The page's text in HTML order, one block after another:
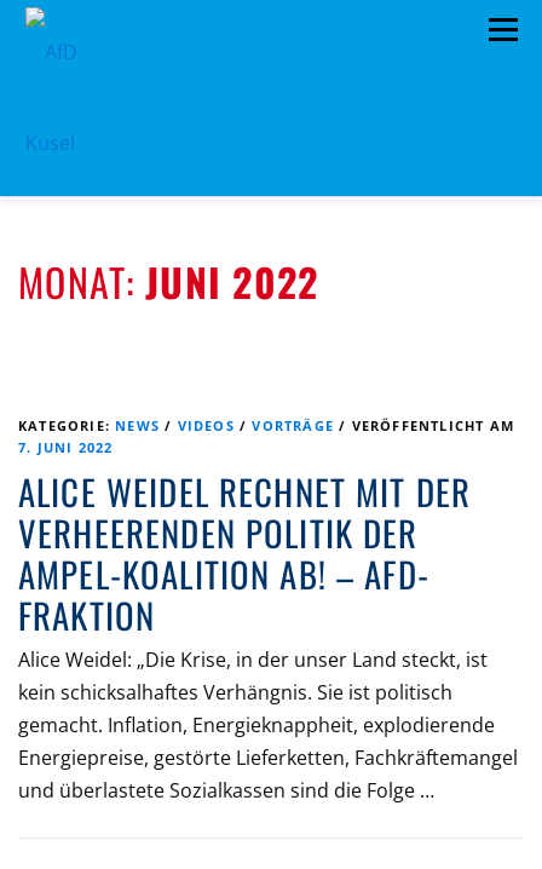
Zum
Inhalt
Menü
PROGRAMM KONTAKT
MONAT: JUNI 2022
KATEGORIE: NEWS / VIDEOS /VORTRÄGE / VERÖFFENTLICHT AM
7. JUNI 2022
ALICE WEIDEL RECHNET MIT DER
VERHEERENDEN POLITIK DER
AMPEL-KOALITION AB! – AFD-
FRAKTION
Alice Weidel: „Die Krise, in der unser Land steckt, ist
kein schicksalhaftes Verhängnis. Sie ist politisch
gemacht. Inflation, Energieknappheit, explodierende
Energiepreise, gestörte Lieferketten, Fachkräftemangel
und überlastete Sozialkassen sind die Folge …